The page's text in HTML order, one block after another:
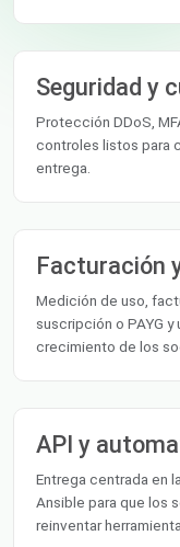
Seguridad y
Protección DDoS,
controles listos para
entrega.
Facturación
Medición de uso,
suscripción o PAYG
crecimiento de los
API y
Entrega centrada en
Ansible para que los
reinventar